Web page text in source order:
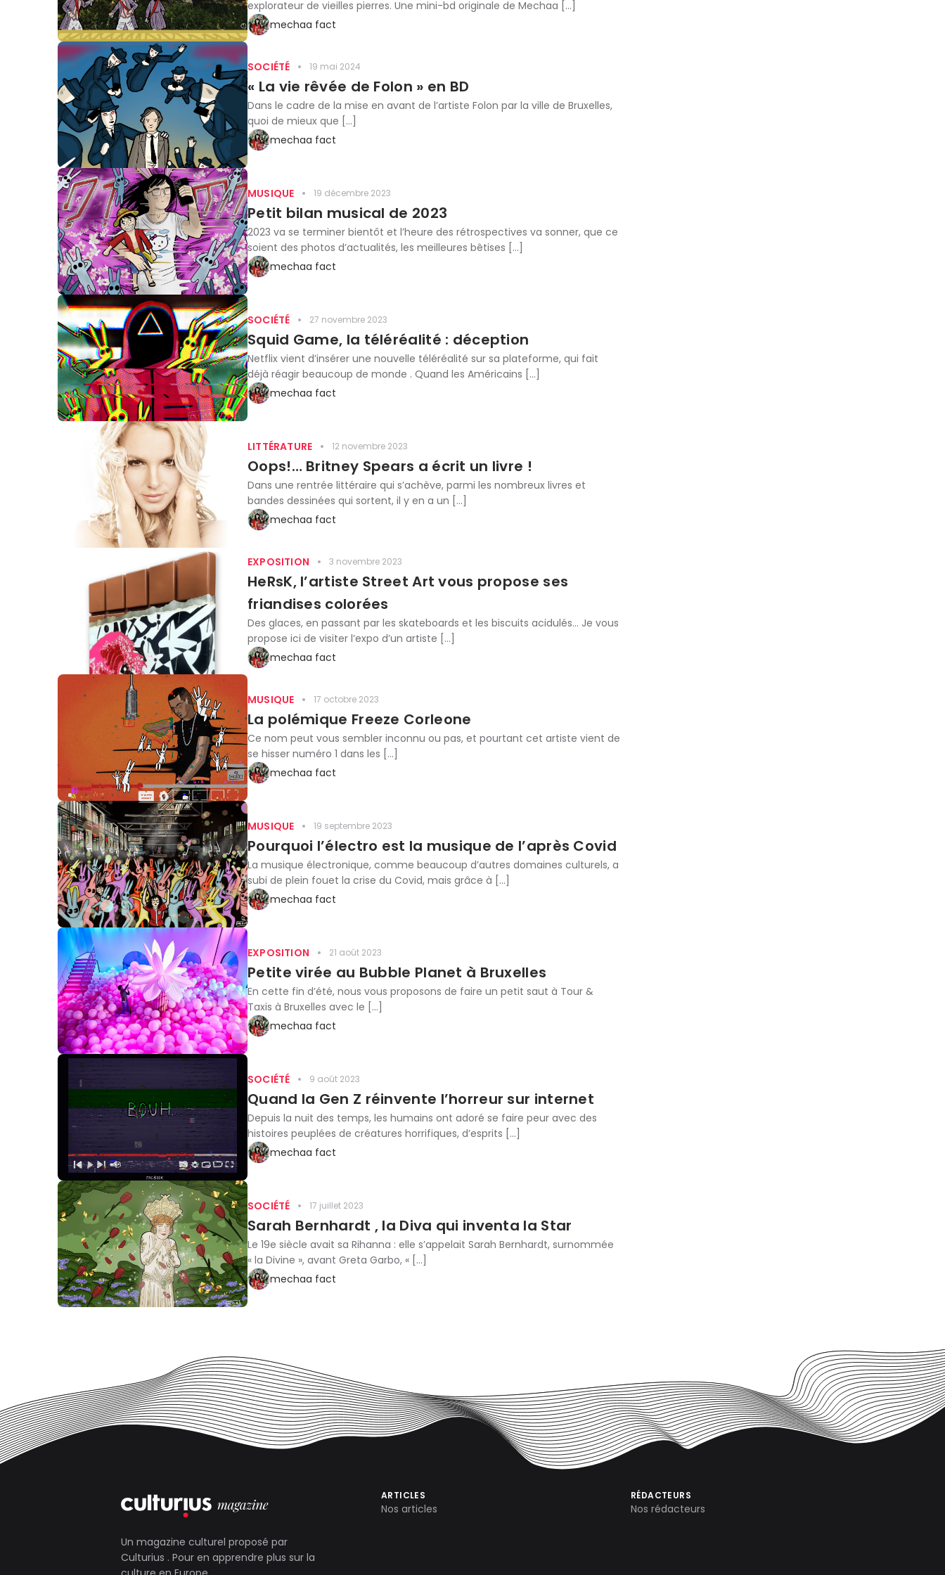
explorateur de vieilles pierres. Une mini-bd originale de Mechaa […]
mechaa fact
SOCIÉTÉ 19 mai 2024
« La vie rêvée de Folon » en BD
Dans le cadre de la mise en avant de l’artiste Folon par la ville de Bruxelles,
quoi de mieux que […]
mechaa fact
MUSIQUE 19 décembre 2023
Petit bilan musical de 2023
2023 va se terminer bientôt et l’heure des rétrospectives va sonner, que ce
soient des photos d’actualités, les meilleures bêtises […]
mechaa fact
SOCIÉTÉ 27 novembre 2023
Squid Game, la téléréalité : déception
Netflix vient d’insérer une nouvelle téléréalité sur sa plateforme, qui fait
déjà réagir beaucoup de monde . Quand les Américains […]
mechaa fact
LITTÉRATURE 12 novembre 2023
Oops!… Britney Spears a écrit un livre !
Dans une rentrée littéraire qui s’achève, parmi les nombreux livres et
bandes dessinées qui sortent, il y en a un […]
mechaa fact
EXPOSITION 3 novembre 2023
HeRsK, l’artiste Street Art vous propose ses
friandises colorées
Des glaces, en passant par les skateboards et les biscuits acidulés… Je vous
propose ici de visiter l’expo d’un artiste […]
mechaa fact
MUSIQUE 17 octobre 2023
La polémique Freeze Corleone
Ce nom peut vous sembler inconnu ou pas, et pourtant cet artiste vient de
se hisser numéro 1 dans les […]
mechaa fact
MUSIQUE 19 septembre 2023
Pourquoi l’électro est la musique de l’après Covid
La musique électronique, comme beaucoup d’autres domaines culturels, a
subi de plein fouet la crise du Covid, mais grâce à […]
mechaa fact
EXPOSITION 21 août 2023
Petite virée au Bubble Planet à Bruxelles
En cette fin d’été, nous vous proposons de faire un petit saut à Tour &
Taxis à Bruxelles avec le […]
mechaa fact
SOCIÉTÉ 9 août 2023
Quand la Gen Z réinvente l’horreur sur internet
Depuis la nuit des temps, les humains ont adoré se faire peur avec des
histoires peuplées de créatures horrifiques, d’esprits […]
mechaa fact
SOCIÉTÉ 17 juillet 2023
Sarah Bernhardt , la Diva qui inventa la Star
Le 19e siècle avait sa Rihanna : elle s’appelait Sarah Bernhardt, surnommée
« la Divine », avant Greta Garbo, « […]
mechaa fact
Un magazine culturel proposé par
Culturius . Pour en apprendre plus sur la
ARTICLES
Nos articles
RÉDACTEURS
Nos rédacteurs